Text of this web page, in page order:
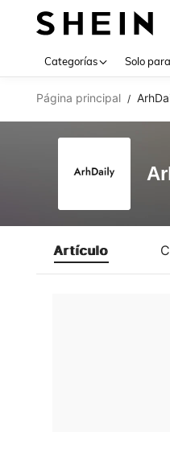
Categorías Solo
Página principal /
Artículo